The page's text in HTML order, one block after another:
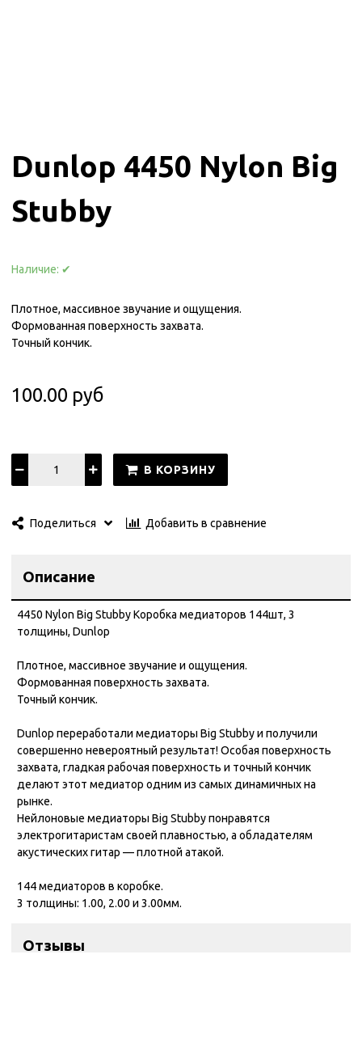
Dunlop 4450 Nylon Big
Stubby
Наличие: ✔
Плотное, массивное звучание и ощущения.
Формованная поверхность захвата.
Точный кончик.
100.00 руб
В КОРЗИНУ
Поделиться Добавить в сравнение
Описание
4450 Nylon Big Stubby Коробка медиаторов 144шт, 3
толщины, Dunlop
Плотное, массивное звучание и ощущения.
Формованная поверхность захвата.
Точный кончик.
Dunlop переработали медиаторы Big Stubby и получили
совершенно невероятный результат! Особая поверхность
захвата, гладкая рабочая поверхность и точный кончик
делают этот медиатор одним из самых динамичных на
рынке.
Нейлоновые медиаторы Big Stubby понравятся
электрогитаристам своей плавностью, а обладателям
акустических гитар — плотной атакой.
144 медиаторов в коробке.
3 толщины: 1.00, 2.00 и 3.00мм.
Отзывы